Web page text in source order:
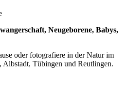
Neugeborene, Babys,
oder fotografiere in der Natur im
Tübingen und Reutlingen.